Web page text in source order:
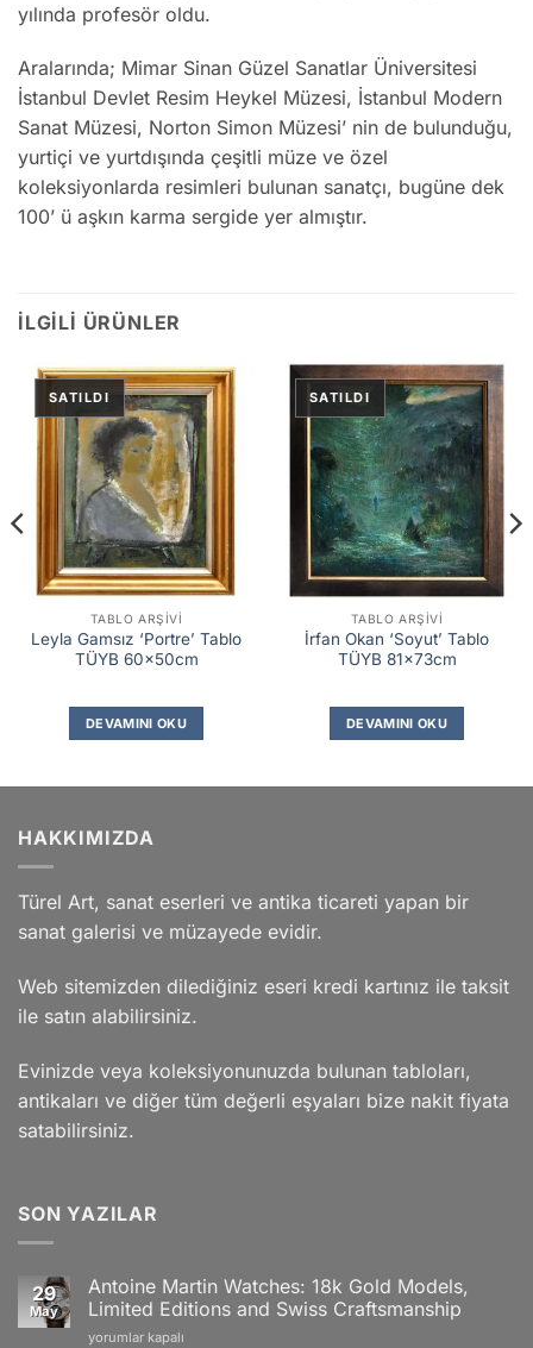
yılında profesör oldu.
Aralarında; Mimar Sinan Güzel Sanatlar Üniversitesi
İstanbul Devlet Resim Heykel Müzesi, İstanbul Modern
Sanat Müzesi, Norton Simon Müzesi’ nin de bulunduğu,
yurtiçi ve yurtdışında çeşitli müze ve özel
koleksiyonlarda resimleri bulunan sanatçı, bugüne dek
100’ ü aşkın karma sergide yer almıştır.
İLGILI ÜRÜNLER
TABLO ARŞIVI
Leyla Gamsız ‘Portre’ Tablo
TÜYB 60x50cm
DEVAMINI OKU
TABLO ARŞIVI
İrfan Okan ‘Soyut’ Tablo
TÜYB 81x73cm
DEVAMINI OKU
HAKKIMIZDA
Türel Art, sanat eserleri ve antika ticareti yapan bir
sanat galerisi ve müzayede evidir.
Web sitemizden dilediğiniz eseri kredi kartınız ile taksit
ile satın alabilirsiniz.
Evinizde veya koleksiyonunuzda bulunan tabloları,
antikaları ve diğer tüm değerli eşyaları bize nakit fiyata
satabilirsiniz.
SON YAZILAR
29
May
Antoine Martin Watches: 18k Gold Models,
Limited Editions and Swiss Craftsmanship
Antoine
yorumlar kapalı